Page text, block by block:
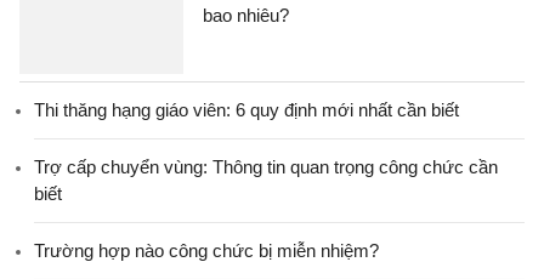
bao nhiêu?
Thi thăng hạng giáo viên: 6 quy định mới nhất cần biết
Trợ cấp chuyển vùng: Thông tin quan trọng công chức cần
biết
Trường hợp nào công chức bị miễn nhiệm?